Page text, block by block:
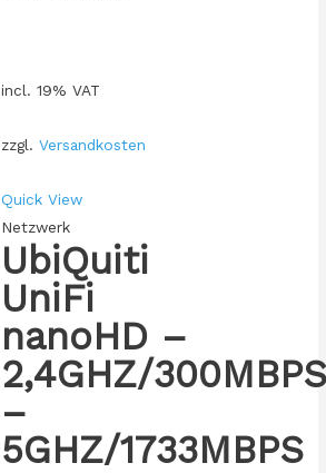
incl. 19% VAT
zzgl. Versandkosten
Quick View
Netzwerk
UbiQuiti
UniFi
nanoHD –
2,4GHZ/300MBPS
–
5GHZ/1733MBPS